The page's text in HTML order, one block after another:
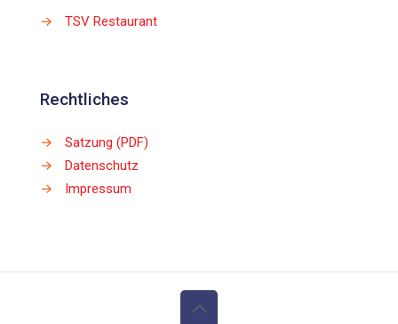
→ TSV Restaurant
Rechtliches
→
Satzung (PDF)
→
Datenschutz
→
Impressum